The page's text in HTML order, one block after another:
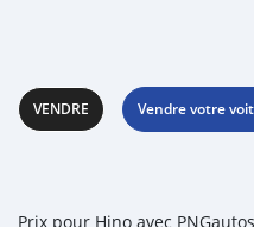
VENDRE Vendre votre
Prix pour Hino avec